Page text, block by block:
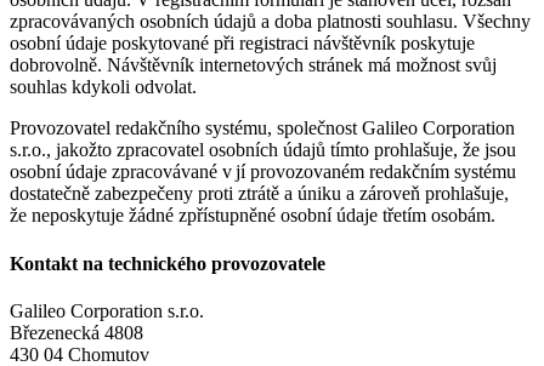
zpracovávaných osobních údajů a doba platnosti souhlasu. Všechny
osobní údaje poskytované při registraci návštěvník poskytuje
dobrovolně. Návštěvník internetových stránek má možnost svůj
souhlas kdykoli odvolat.
Provozovatel redakčního systému, společnost Galileo Corporation
s.r.o., jakožto zpracovatel osobních údajů tímto prohlašuje, že jsou
osobní údaje zpracovávané v jí provozovaném redakčním systému
dostatečně zabezpečeny proti ztrátě a úniku a zároveň prohlašuje,
že neposkytuje žádné zpřístupněné osobní údaje třetím osobám.
Kontakt na technického provozovatele
Galileo Corporation s.r.o.
Březenecká 4808
430 04 Chomutov